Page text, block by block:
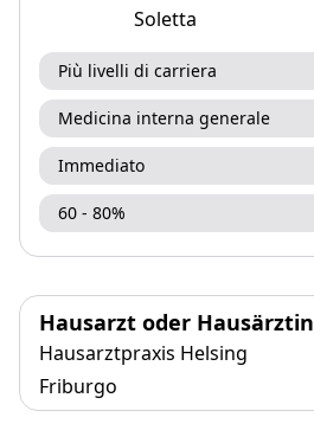
Soletta
Più livelli di carriera
Medicina interna generale
Immediato
60 - 80%
Hausarzt oder Hausärztin
Hausarztpraxis Helsing
Friburgo